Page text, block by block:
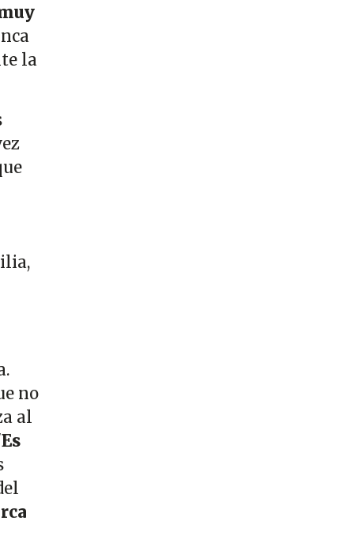
la
no
al